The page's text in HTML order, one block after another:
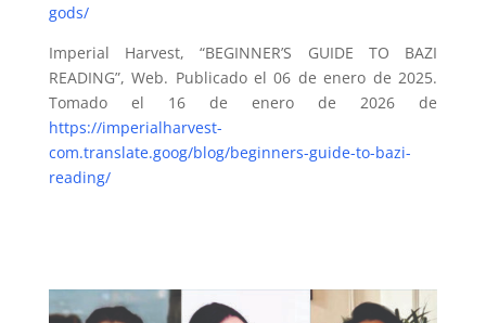
gods/
Imperial Harvest, “BEGINNER’S GUIDE TO BAZI
READING”, Web. Publicado el 06 de enero de 2025.
Tomado el 16 de enero de 2026 de
https://imperialharvest-
com.translate.goog/blog/beginners-guide-to-bazi-
reading/